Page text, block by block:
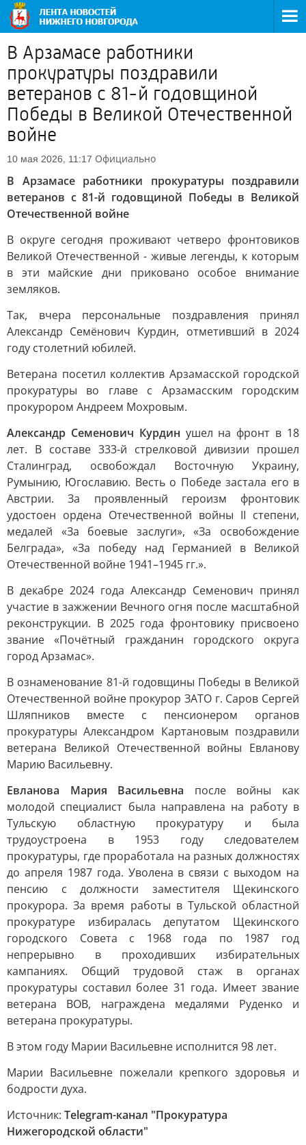
В Арзамасе работники
прокуратуры поздравили
ветеранов с 81-й годовщиной
Победы в Великой Отечественной
войне
10 мая 2026, 11:17 Официально
В Арзамасе работники прокуратуры поздравили
ветеранов с 81-й годовщиной Победы в Великой
Отечественной войне
В округе сегодня проживают четверо фронтовиков
Великой Отечественной - живые легенды, к которым
в эти майские дни приковано особое внимание
земляков.
Так, вчера персональные поздравления принял
Александр Семёнович Курдин, отметивший в 2024
году столетний юбилей.
Ветерана посетил коллектив Арзамасской городской
прокуратуры во главе с Арзамасским городским
прокурором Андреем Мохровым.
Александр Семенович Курдин ушел на фронт в 18
лет. В составе 333-й стрелковой дивизии прошел
Сталинград, освобождал Восточную Украину,
Румынию, Югославию. Весть о Победе застала его в
Австрии. За проявленный героизм фронтовик
удостоен ордена Отечественной войны II степени,
медалей «За боевые заслуги», «За освобождение
Белграда», «За победу над Германией в Великой
Отечественной войне 1941–1945 гг.».
В декабре 2024 года Александр Семенович принял
участие в зажжении Вечного огня после масштабной
реконструкции. В 2025 года фронтовику присвоено
звание «Почётный гражданин городского округа
город Арзамас».
В ознаменование 81-й годовщины Победы в Великой
Отечественной войне прокурор ЗАТО г. Саров Сергей
Шляпников вместе с пенсионером органов
прокуратуры Александром Картановым поздравили
ветерана Великой Отечественной войны Евланову
Марию Васильевну.
Евланова Мария Васильевна после войны как
молодой специалист была направлена на работу в
Тульскую областную прокуратуру и была
трудоустроена в 1953 году следователем
прокуратуры, где проработала на разных должностях
до апреля 1987 года. Уволена в связи с выходом на
пенсию с должности заместителя Щекинского
прокурора. За время работы в Тульской областной
прокуратуре избиралась депутатом Щекинского
городского Совета с 1968 года по 1987 год
непрерывно в проходивших избирательных
кампаниях. Общий трудовой стаж в органах
прокуратуры составил более 31 года. Имеет звание
ветерана ВОВ, награждена медалями Руденко и
ветерана прокуратуры.
В этом году Марии Васильевне исполнится 98 лет.
Марии Васильевне пожелали крепкого здоровья и
бодрости духа.
Источник: Telegram-канал "Прокуратура
Нижегородской области"